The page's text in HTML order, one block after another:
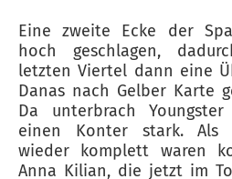
Eine zweite Ecke der
hoch geschlagen,
letzten Viertel dann eine
Danas nach Gelber Karte
Da unterbrach
einen Konter stark. Als
wieder komplett waren
Anna Kilian, die jetzt im